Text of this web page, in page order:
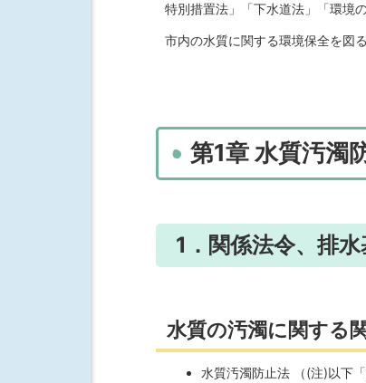
特別措置法」「下水道法」「環境
市内の水質に関する環境保全を図
第1章 水質汚濁
1．関係法令、排
水質の汚濁に関する
水質汚濁防止法 （(注)以下